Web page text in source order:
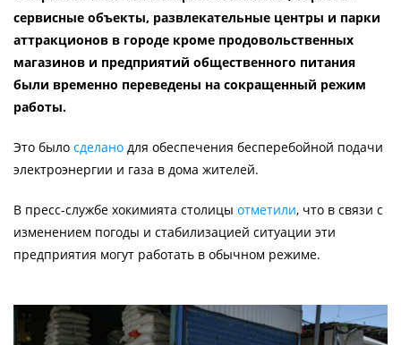
сервисные объекты, развлекательные центры и парки
аттракционов в городе кроме продовольственных
магазинов и предприятий общественного питания
были временно переведены на сокращенный режим
работы.
Это было сделано для обеспечения бесперебойной подачи
электроэнергии и газа в дома жителей.
В пресс-службе хокимията столицы отметили, что в связи с
изменением погоды и стабилизацией ситуации эти
предприятия могут работать в обычном режиме.